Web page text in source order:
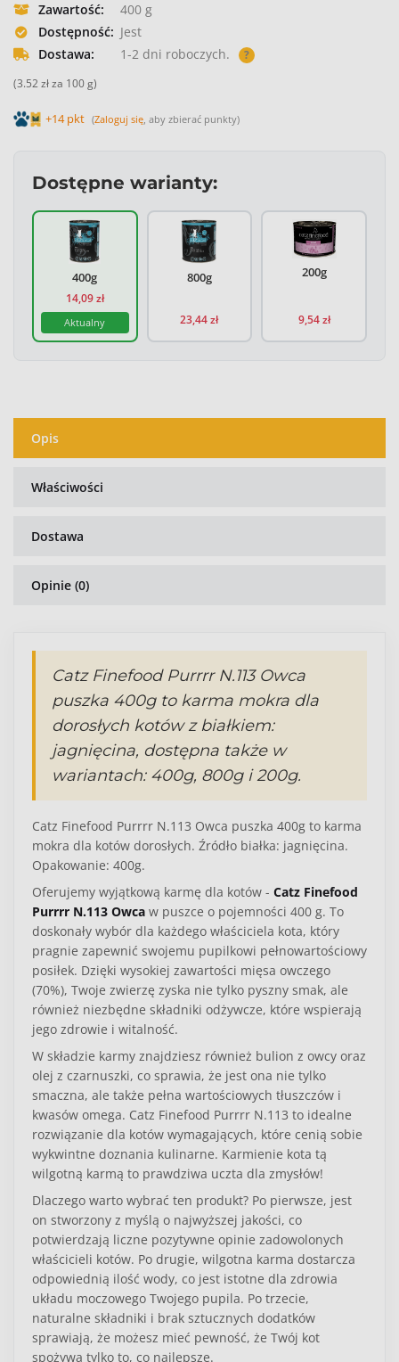
Zawartość:
400 g
Dostępność: Jest
Dostawa:
1-2 dni roboczych. ?
(3.52 zł za 100 g)
+14 pkt (Zaloguj się , aby zbierać punkty)
Dostępne warianty:
400g
14,09 zł
Aktualny
800g
23,44 zł
Catz Finefood Purrrr N.113 Owca puszka
200g
9,54 zł
Catz Finefood Purrrr
Opis
Właściwości
Dostawa
Opinie (0)
Catz Finefood Purrrr N.113 Owca
puszka 400g to karma mokra dla
dorosłych kotów z białkiem:
jagnięcina, dostępna także w
wariantach: 400g, 800g i 200g.
Catz Finefood Purrrr N.113 Owca puszka 400g to karma
mokra dla kotów dorosłych. Źródło białka: jagnięcina.
Opakowanie: 400g.
Oferujemy wyjątkową karmę dla kotów - Catz Finefood
Purrrr N.113 Owca w puszce o pojemności 400 g. To
doskonały wybór dla każdego właściciela kota, który
pragnie zapewnić swojemu pupilkowi pełnowartościowy
posiłek. Dzięki wysokiej zawartości mięsa owczego
(70%), Twoje zwierzę zyska nie tylko pyszny smak, ale
również niezbędne składniki odżywcze, które wspierają
jego zdrowie i witalność.
W składzie karmy znajdziesz również bulion z owcy oraz
olej z czarnuszki, co sprawia, że jest ona nie tylko
smaczna, ale także pełna wartościowych tłuszczów i
kwasów omega. Catz Finefood Purrrr N.113 to idealne
rozwiązanie dla kotów wymagających, które cenią sobie
wykwintne doznania kulinarne. Karmienie kota tą
wilgotną karmą to prawdziwa uczta dla zmysłów!
Dlaczego warto wybrać ten produkt? Po pierwsze, jest
on stworzony z myślą o najwyższej jakości, co
potwierdzają liczne pozytywne opinie zadowolonych
właścicieli kotów. Po drugie, wilgotna karma dostarcza
odpowiednią ilość wody, co jest istotne dla zdrowia
układu moczowego Twojego pupila. Po trzecie,
naturalne składniki i brak sztucznych dodatków
sprawiają, że możesz mieć pewność, że Twój kot
spożywa tylko to, co najlepsze.